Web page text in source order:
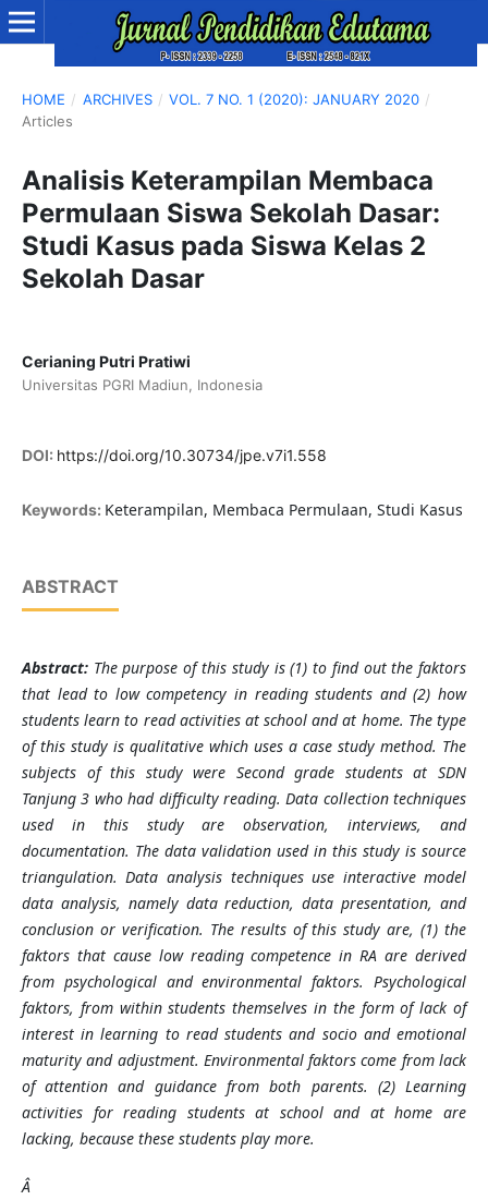
HOME / ARCHIVES / VOL. 7 NO. 1 (2020): JANUARY 2020 /
Articles
Analisis Keterampilan Membaca
Permulaan Siswa Sekolah Dasar:
Studi Kasus pada Siswa Kelas 2
Sekolah Dasar
Cerianing Putri Pratiwi
Universitas PGRI Madiun, Indonesia
DOI: https://doi.org/10.30734/jpe.v7i1.558
Keywords: Keterampilan, Membaca Permulaan, Studi Kasus
ABSTRACT
Abstract: The purpose of this study is (1) to find out the faktors
that lead to low competency in reading students and (2) how
students learn to read activities at school and at home. The type
of this study is qualitative which uses a case study method. The
subjects of this study were Second grade students at SDN
Tanjung 3 who had difficulty reading. Data collection techniques
used in this study are observation, interviews, and
documentation. The data validation used in this study is source
triangulation. Data analysis techniques use interactive model
data analysis, namely data reduction, data presentation, and
conclusion or verification. The results of this study are, (1) the
faktors that cause low reading competence in RA are derived
from psychological and environmental faktors. Psychological
faktors, from within students themselves in the form of lack of
interest in learning to read students and socio and emotional
maturity and adjustment. Environmental faktors come from lack
of attention and guidance from both parents. (2) Learning
activities for reading students at school and at home are
lacking, because these students play more.
Â